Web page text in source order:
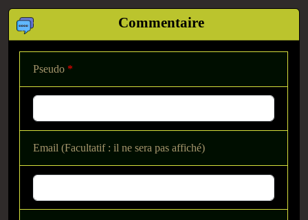
Commentaire
Pseudo *
Email (Facultatif : il ne sera pas affiché)